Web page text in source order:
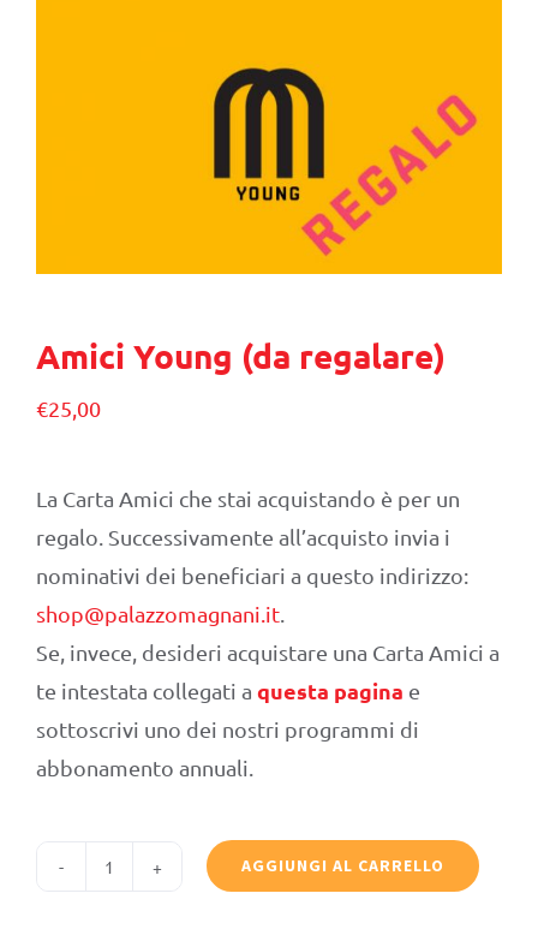
Amici Young (da regalare)
€25,00
La Carta Amici che stai acquistando è per un
regalo. Successivamente all’acquisto invia i
nominativi dei beneficiari a questo indirizzo:
shop@palazzomagnani.it
Se, invece, desideri acquistare una Carta Amici a
te intestata collegati a questa pagina e
sottoscrivi uno dei nostri programmi di
abbonamento annuali.
AGGIUNGI AL CARRELLO